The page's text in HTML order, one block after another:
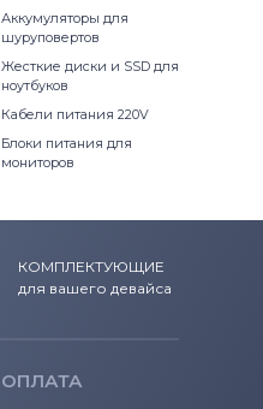
Аккумуляторы для
шуруповертов
Жесткие диски и SSD для
ноутбуков
Кабели питания 220V
Блоки питания для
мониторов
КОМПЛЕКТУЮЩИЕ
для вашего девайса
ОПЛАТА